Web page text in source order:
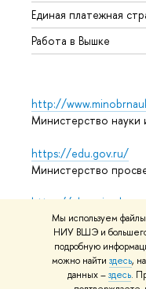
Мы используем файлы
НИУ ВШЭ и большего
подробную
можно найти здесь,
данных –здесь.
Единая платежная
Работа в Вышке
http://
Министерство науки
https://edu.gov.ru/
Министерство
https://
Массовые открытые
© НИУ ВШЭ 1993–2026